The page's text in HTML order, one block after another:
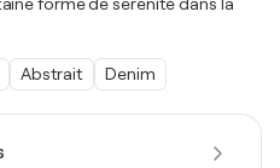
Abstrait Denim